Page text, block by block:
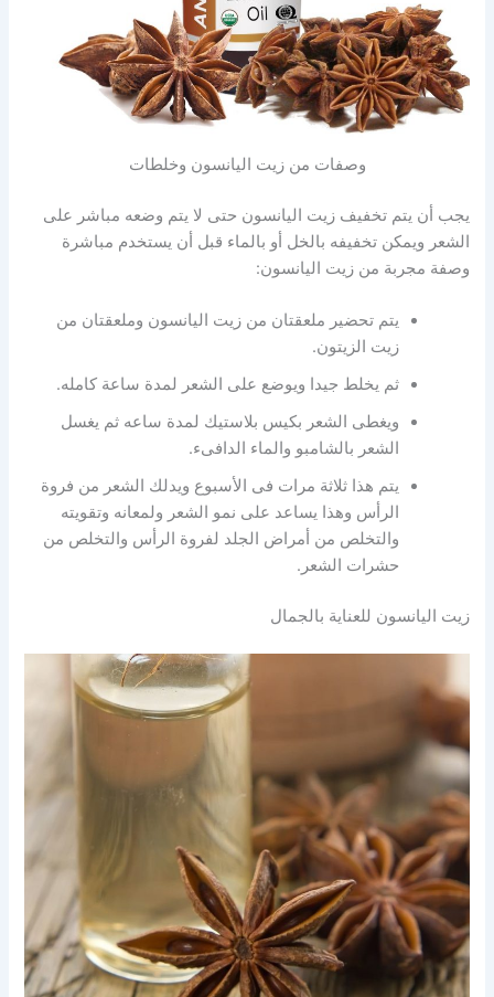
وصفات من زيت اليانسون وخلطات
يجب أن يتم تخفيف زيت اليانسون حتى لا يتم وضعه مباشر على
الشعر ويمكن تخفيفه بالخل أو بالماء قبل أن يستخدم مباشرة
وصفة مجربة من زيت اليانسون:
يتم تحضير ملعقتان من زيت اليانسون وملعقتان من
زيت الزيتون.
ثم يخلط جيدا ويوضع على الشعر لمدة ساعة كامله.
ويغطى الشعر بكيس بلاستيك لمدة ساعه ثم يغسل
الشعر بالشامبو والماء الدافىء.
يتم هذا ثلاثة مرات فى الأسبوع ويدلك الشعر من فروة
الرأس وهذا يساعد على نمو الشعر ولمعانه وتقويته
والتخلص من أمراض الجلد لفروة الرأس والتخلص من
حشرات الشعر.
زيت اليانسون للعناية بالجمال